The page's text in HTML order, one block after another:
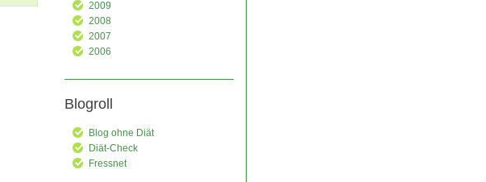
2009
2008
2007
2006
Blogroll
Blog ohne Diät
Diät-Check
Fressnet